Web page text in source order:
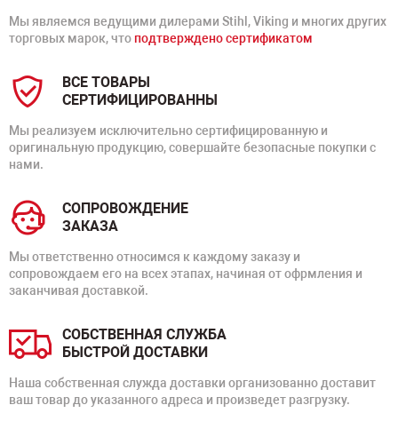
Мы являемся ведущими дилерами Stihl, Viking и многих других
торговых марок, что подтверждено сертификатом
ВСЕ ТОВАРЫ
СЕРТИФИЦИРОВАННЫ
Мы реализуем исключительно сертифицированную и
оригинальную продукцию, совершайте безопасные покупки с
нами.
СОПРОВОЖДЕНИЕ
ЗАКАЗА
Мы ответственно относимся к каждому заказу и
сопровождаем его на всех этапах, начиная от офрмления и
заканчивая доставкой.
СОБСТВЕННАЯ СЛУЖБА
БЫСТРОЙ ДОСТАВКИ
Наша собственная служда доставки организованно доставит
ваш товар до указанного адреса и произведет разгрузку.